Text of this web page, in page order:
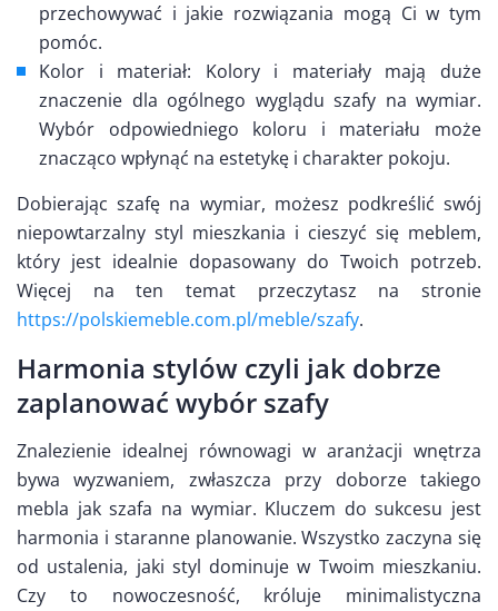
przechowywać i jakie rozwiązania mogą Ci w tym
pomóc.
Kolor i materiał: Kolory i materiały mają duże
znaczenie dla ogólnego wyglądu szafy na wymiar.
Wybór odpowiedniego koloru i materiału może
znacząco wpłynąć na estetykę i charakter pokoju.
Dobierając szafę na wymiar, możesz podkreślić swój
niepowtarzalny styl mieszkania i cieszyć się meblem,
który jest idealnie dopasowany do Twoich potrzeb.
Więcej na ten temat przeczytasz na stronie
https://polskiemeble.com.pl/meble/szafy.
Harmonia stylów czyli jak dobrze
zaplanować wybór szafy
Znalezienie idealnej równowagi w aranżacji wnętrza
bywa wyzwaniem, zwłaszcza przy doborze takiego
mebla jak szafa na wymiar. Kluczem do sukcesu jest
harmonia i staranne planowanie. Wszystko zaczyna się
od ustalenia, jaki styl dominuje w Twoim mieszkaniu.
Czy to nowoczesność, króluje minimalistyczna